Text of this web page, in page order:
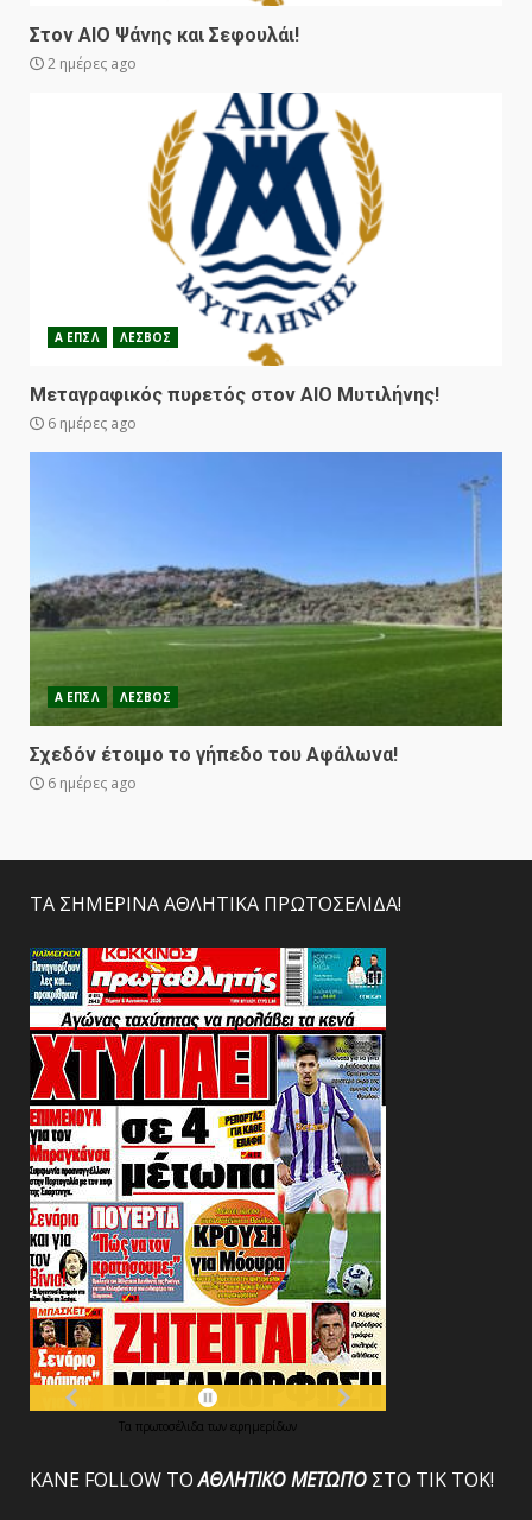
Στον ΑΙΟ Ψάνης και Σεφουλάι!
2 ημέρες ago
Α ΕΠΣΛ ΛΕΣΒΟΣ
Μεταγραφικός πυρετός στον ΑΙΟ Μυτιλήνης!
6 ημέρες ago
Α ΕΠΣΛ ΛΕΣΒΟΣ
Σχεδόν έτοιμο το γήπεδο του Αφάλωνα!
6 ημέρες ago
ΤΑ ΣΗΜΕΡΙΝΑ ΑΘΛΗΤΙΚΑ ΠΡΩΤΟΣΕΛΙΔΑ!
Τα πρωτοσέλιδα των εφημερίδων
ΚΑΝΕ FOLLOW ΤΟΑΘΛΗΤΙΚΟΜΕΤΩΠΟ ΣΤΟ ΤΙΚ ΤΟΚ!